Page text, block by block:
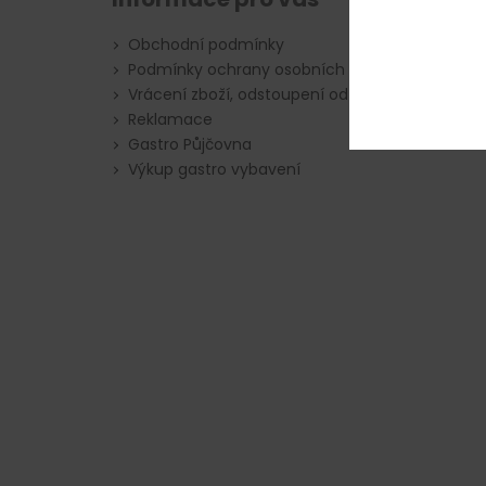
Obchodní podmínky
Podmínky ochrany osobních údajů
Vrácení zboží, odstoupení od smlouvy
Reklamace
Gastro Půjčovna
Výkup gastro vybavení